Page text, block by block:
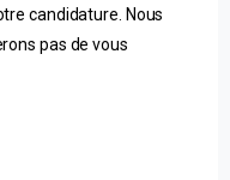
candidature. Nous
pas de vous